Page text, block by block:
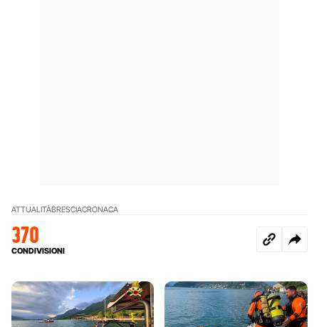
ATTUALITÀBRESCIACRONACA
370
CONDIVISIONI